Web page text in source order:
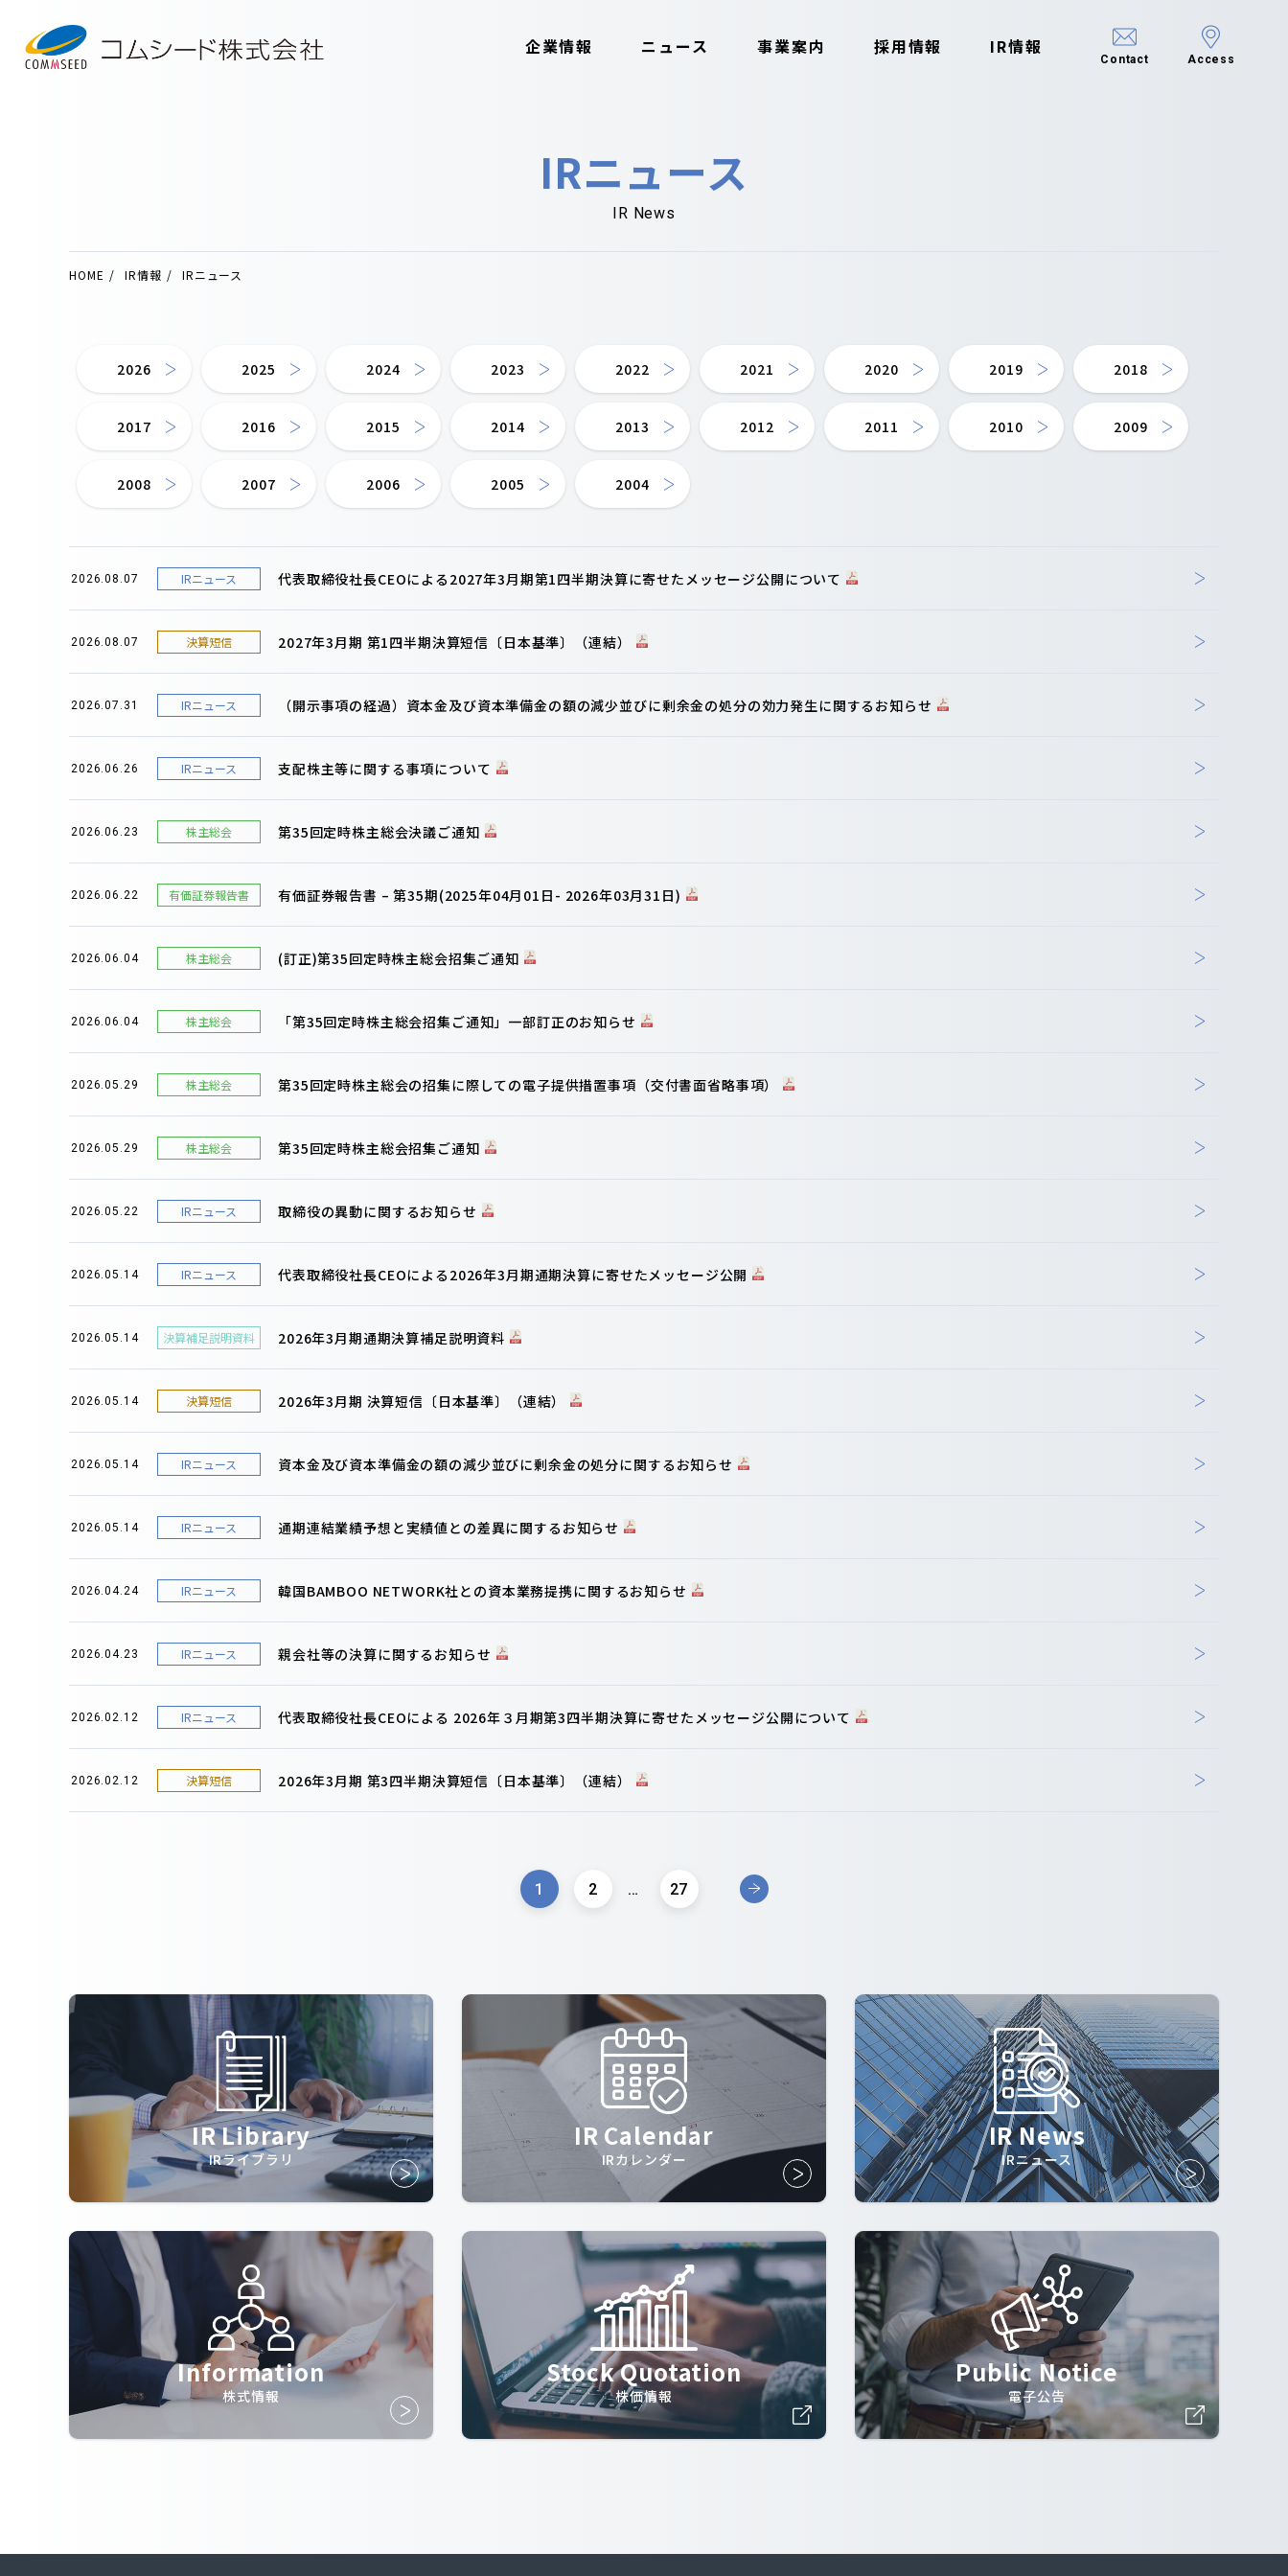
企業情報 ニュース 事業案内 採用情報 IR情報
Contact Access
IRニュース
IR News
HOME IR情報 IRニュース
2026 2025 2024 2023 2022 2021 2020 2019 2018
2017 2016 2015 2014 2013 2012 2011 2010 2009
2008 2007 2006 2005 2004
2026.08.07 IRニュース 代表取締役社長CEOによる2027年3月期第1四半期決算に寄せたメッセージ公開について
2026.08.07 決算短信 2027年3月期 第1四半期決算短信〔日本基準〕（連結）
2026.07.31 IRニュース （開示事項の経過）資本金及び資本準備金の額の減少並びに剰余金の処分の効力発生に関するお知らせ
2026.06.26 IRニュース 支配株主等に関する事項について
2026.06.23 株主総会 第35回定時株主総会決議ご通知
2026.06.22 有価証券報告書 有価証券報告書 – 第35期(2025年04月01日- 2026年03月31日)
2026.06.04 株主総会 (訂正)第35回定時株主総会招集ご通知
2026.06.04 株主総会 「第35回定時株主総会招集ご通知」一部訂正のお知らせ
2026.05.29 株主総会 第35回定時株主総会の招集に際しての電子提供措置事項（交付書面省略事項）
2026.05.29 株主総会 第35回定時株主総会招集ご通知
2026.05.22 IRニュース 取締役の異動に関するお知らせ
2026.05.14 IRニュース 代表取締役社長CEOによる2026年3月期通期決算に寄せたメッセージ公開
2026.05.14 決算補足説明資料 2026年3月期通期決算補足説明資料
2026.05.14 決算短信 2026年3月期 決算短信〔日本基準〕（連結）
2026.05.14 IRニュース 資本金及び資本準備金の額の減少並びに剰余金の処分に関するお知らせ
2026.05.14 IRニュース 通期連結業績予想と実績値との差異に関するお知らせ
2026.04.24 IRニュース 韓国BAMBOO NETWORK社との資本業務提携に関するお知らせ
2026.04.23 IRニュース 親会社等の決算に関するお知らせ
2026.02.12 IRニュース 代表取締役社長CEOによる 2026年３月期第3四半期決算に寄せたメッセージ公開について
2026.02.12 決算短信 2026年3月期 第3四半期決算短信〔日本基準〕（連結）
1 2 … 27
IR Library
IRライブラリ
IR Calendar
IRカレンダー
IR News
IRニュース
Information
株式情報
Stock Quotation
株価情報
Public Notice
電子公告